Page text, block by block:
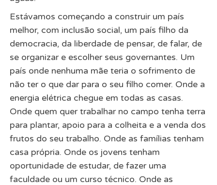
Estávamos começando a construir um país
melhor, com inclusão social, um país filho da
democracia, da liberdade de pensar, de falar, de
se organizar e escolher seus governantes. Um
país onde nenhuma mãe teria o sofrimento de
não ter o que dar para o seu filho comer. Onde a
energia elétrica chegue em todas as casas.
Onde quem quer trabalhar no campo tenha terra
para plantar, apoio para a colheita e a venda dos
frutos do seu trabalho. Onde as famílias tenham
casa própria. Onde os jovens tenham
oportunidade de estudar, de fazer uma
faculdade ou um curso técnico. Onde as